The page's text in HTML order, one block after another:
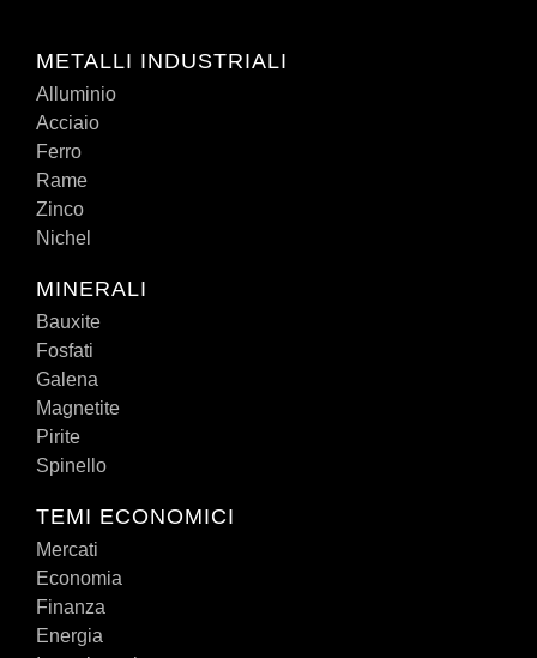
METALLI INDUSTRIALI
Alluminio
Acciaio
Ferro
Rame
Zinco
Nichel
MINERALI
Bauxite
Fosfati
Galena
Magnetite
Pirite
Spinello
TEMI ECONOMICI
Mercati
Economia
Finanza
Energia